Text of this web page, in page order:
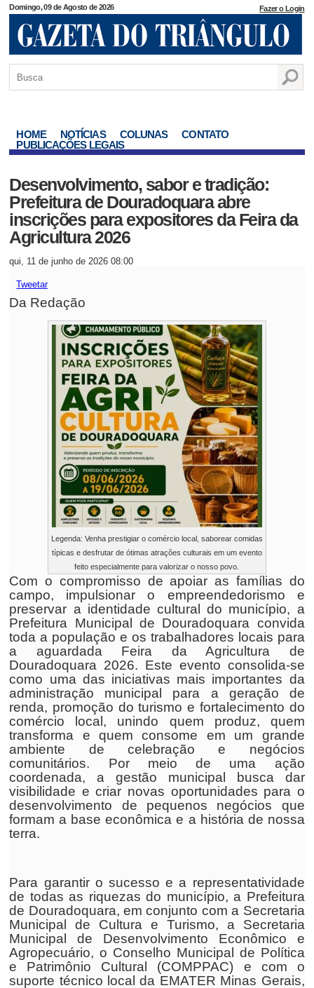
Domingo, 09 de Agosto de 2026 Fazer o Login
HOME NOTÍCIAS COLUNAS
CONTATO
PUBLICAÇÕES LEGAIS
Desenvolvimento, sabor e tradição:
Prefeitura de Douradoquara abre
inscrições para expositores da Feira da
Agricultura 2026
qui, 11 de junho de 2026 08:00
Tweetar
Da Redação
Legenda: Venha prestigiar o comércio local, saborear comidas
típicas e desfrutar de ótimas atrações culturais em um evento
feito especialmente para valorizar o nosso povo.
Com o compromisso de apoiar as famílias do
campo, impulsionar o empreendedorismo e
preservar a identidade cultural do município, a
Prefeitura Municipal de Douradoquara convida
toda a população e os trabalhadores locais para
a aguardada Feira da Agricultura de
Douradoquara 2026. Este evento consolida-se
como uma das iniciativas mais importantes da
administração municipal para a geração de
renda, promoção do turismo e fortalecimento do
comércio local, unindo quem produz, quem
transforma e quem consome em um grande
ambiente de celebração e negócios
comunitários. Por meio de uma ação
coordenada, a gestão municipal busca dar
visibilidade e criar novas oportunidades para o
desenvolvimento de pequenos negócios que
formam a base econômica e a história de nossa
terra.
Para garantir o sucesso e a representatividade
de todas as riquezas do município, a Prefeitura
de Douradoquara, em conjunto com a Secretaria
Municipal de Cultura e Turismo, a Secretaria
Municipal de Desenvolvimento Econômico e
Agropecuário, o Conselho Municipal de Política
e Patrimônio Cultural (COMPPAC) e com o
suporte técnico local da EMATER Minas Gerais,